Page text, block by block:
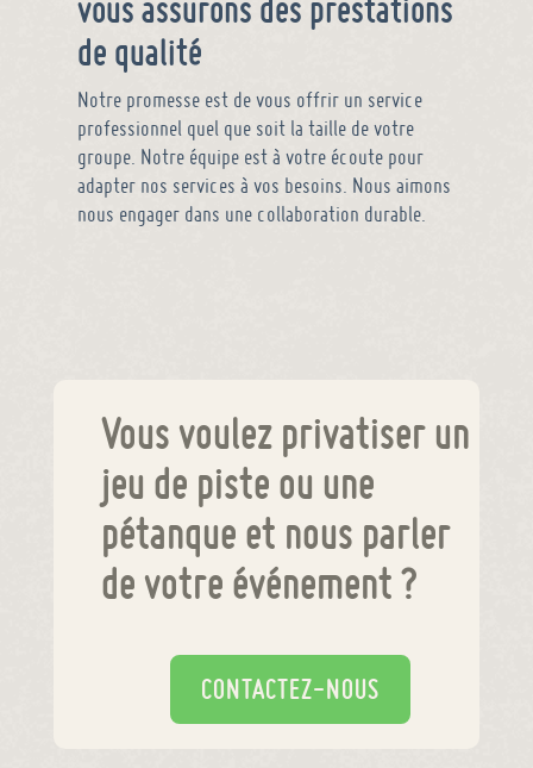
de qualité
Notre promesse est de vous offrir un service
professionnel quel que soit la taille de votre
groupe. Notre équipe est à votre écoute pour
adapter nos services à vos besoins. Nous aimons
nous engager dans une collaboration durable.
Vous voulez privatiser un
jeu de piste ou une
pétanque et nous parler
de votre événement ?
CONTACTEZ-NOUS